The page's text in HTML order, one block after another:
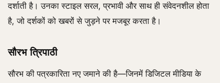
दर्शाती है। उनका स्टाइल सरल, प्रभावी और साथ ही संवेदनशील होता
है, जो दर्शकों को खबरों से जुड़ने पर मजबूर करता है।
सौरभ त्रिपाठी
सौरभ की पत्रकारिता नए जमाने की है—जिनमें डिजिटल मीडिया के